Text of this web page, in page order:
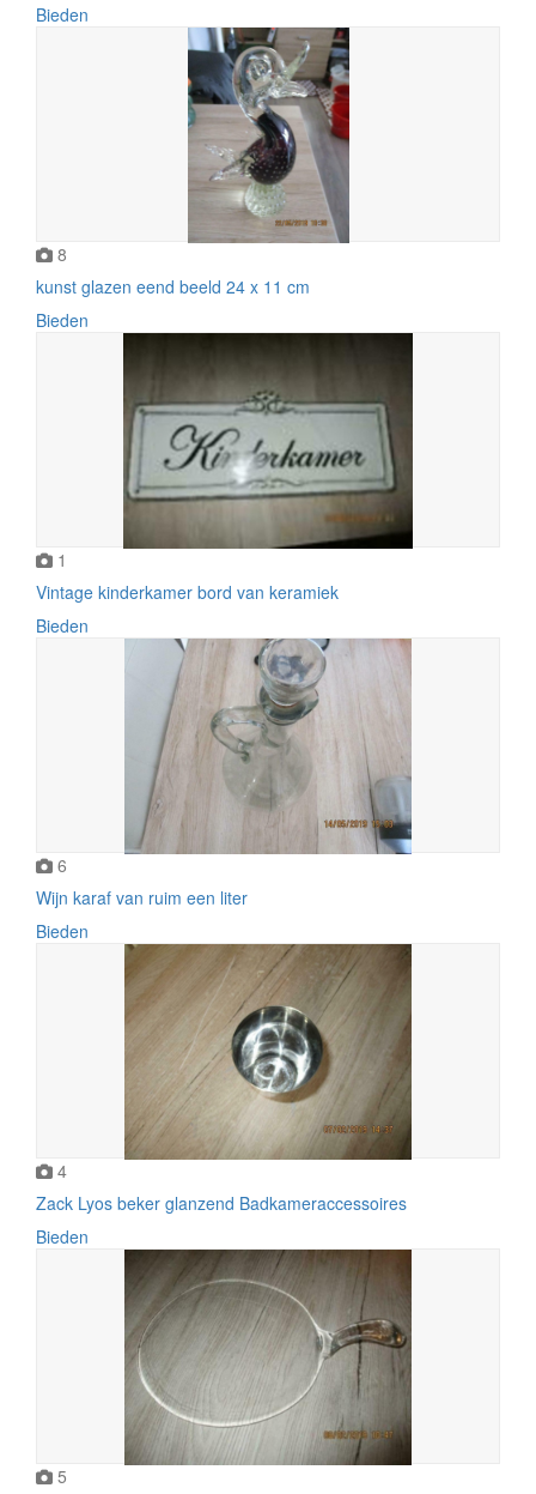
Bieden
8
kunst glazen eend beeld 24 x 11 cm
Bieden
1
Vintage kinderkamer bord van keramiek
Bieden
6
Wijn karaf van ruim een liter
Bieden
4
Zack Lyos beker glanzend Badkameraccessoires
Bieden
5